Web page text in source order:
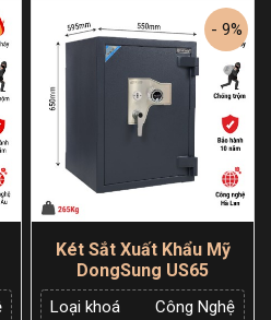
- 9%
Két Sắt Xuất Khẩu Mỹ
DongSung US65
Loại khoá
Công Nghệ